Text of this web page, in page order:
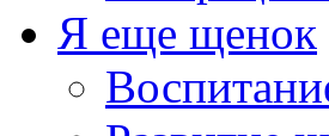
Я еще щенок